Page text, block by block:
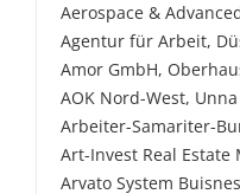
Aerospace &
Agentur für Arbeit,
Amor GmbH,
AOK Nord-West, Unna
Arbeiter-Samariter-
Art-Invest Real
Arvato System